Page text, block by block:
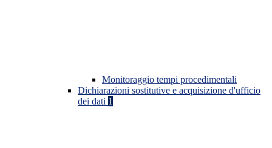
Monitoraggio tempi procedimentali
Dichiarazioni sostitutive e acquisizione d'ufficio
dei dati 1